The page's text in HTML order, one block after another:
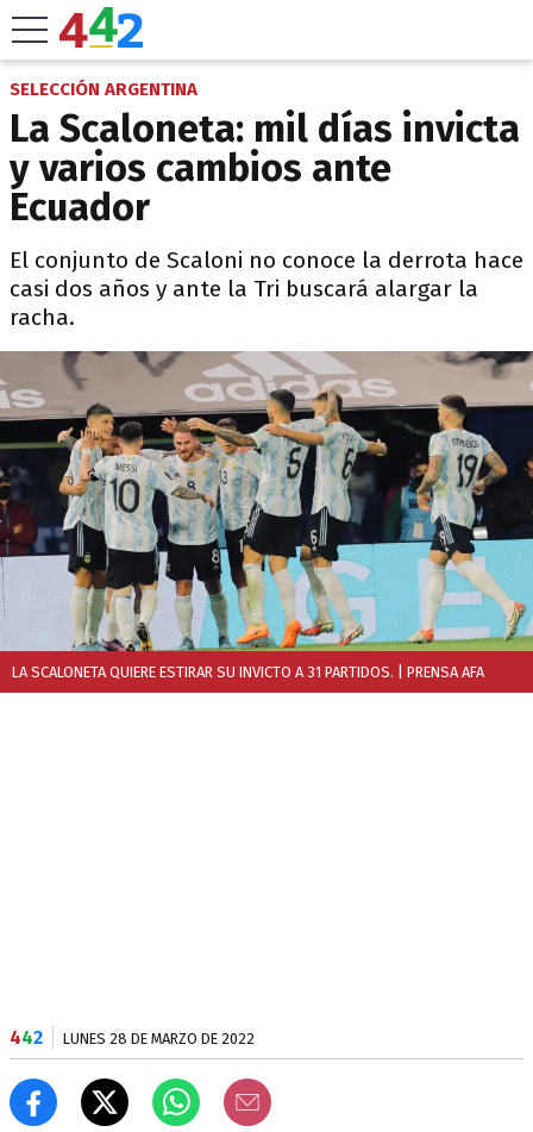
SELECCIÓN ARGENTINA
La Scaloneta: mil días invicta
y varios cambios ante
Ecuador
El conjunto de Scaloni no conoce la derrota hace
casi dos años y ante la Tri buscará alargar la
racha.
LA SCALONETA QUIERE ESTIRAR SU INVICTO A 31 PARTIDOS. | PRENSA AFA
442 LUNES 28 DE MARZO DE 2022